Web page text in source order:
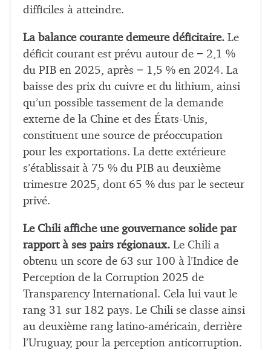
difficiles à atteindre.
La balance courante demeure déficitaire. Le
déficit courant est prévu autour de − 2,1 %
du PIB en 2025, après − 1,5 % en 2024. La
baisse des prix du cuivre et du lithium, ainsi
qu’un possible tassement de la demande
externe de la Chine et des États-Unis,
constituent une source de préoccupation
pour les exportations. La dette extérieure
s’établissait à 75 % du PIB au deuxième
trimestre 2025, dont 65 % dus par le secteur
privé.
Le Chili affiche une gouvernance solide par
rapport à ses pairs régionaux. Le Chili a
obtenu un score de 63 sur 100 à l’Indice de
Perception de la Corruption 2025 de
Transparency International. Cela lui vaut le
rang 31 sur 182 pays. Le Chili se classe ainsi
au deuxième rang latino-américain, derrière
l’Uruguay, pour la perception anticorruption.